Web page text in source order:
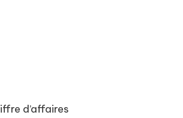
d’affaires